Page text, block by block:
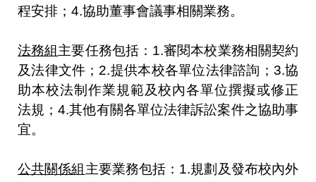
程安排； 4.協助董事會議事相關業務。
法務組 主要任務包括： 1.審閱本校業務相關契約
及法律文件 ； 2.提供本校各單位法律諮詢 ； 3.協
助本校法制作業規範及校內各單位撰擬或修正
法規 ；4.其他有關各單位法律訴訟案件之協助事
宜。
公共關係組 主要業務包括： 1.規劃及發布校內外